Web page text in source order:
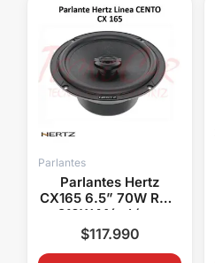
Parlantes
Parlantes Hertz
CX165 6.5” 70W RMS
210W Máx Línea
Cento Alta Fidelidad
$117.990